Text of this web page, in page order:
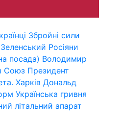
Збройні сили
Росіяни
посада) Володимир
Союз Президент
Харків Дональд
Українська гривня
літальний апарат